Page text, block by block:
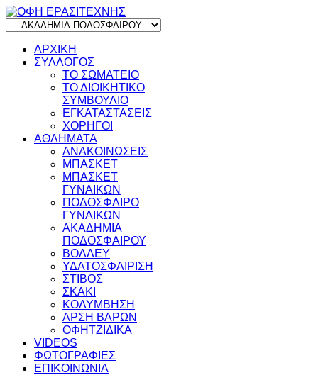
ΑΡΧΙΚΗ
ΣΥΛΛΟΓΟΣ
ΤΟ ΣΩΜΑΤΕΙΟ
ΤΟ ΔΙΟΙΚΗΤΙΚΟ
ΣΥΜΒΟΥΛΙΟ
ΕΓΚΑΤΑΣΤΑΣΕΙΣ
ΧΟΡΗΓΟΙ
ΑΘΛΗΜΑΤΑ
ΑΝΑΚΟΙΝΩΣΕΙΣ
ΜΠΑΣΚΕΤ
ΜΠΑΣΚΕΤ
ΓΥΝΑΙΚΩΝ
ΠΟΔΟΣΦΑΙΡΟ
ΓΥΝΑΙΚΩΝ
ΑΚΑΔΗΜΙΑ
ΠΟΔΟΣΦΑΙΡΟΥ
ΒΟΛΛΕΥ
ΥΔΑΤΟΣΦΑΙΡΙΣΗ
ΣΤΙΒΟΣ
ΣΚΑΚΙ
ΚΟΛΥΜΒΗΣΗ
ΑΡΣΗ ΒΑΡΩΝ
ΟΦΗΤΖΙΔΙΚΑ
VIDEOS
ΦΩΤΟΓΡΑΦΙΕΣ
ΕΠΙΚΟΙΝΩΝΙΑ